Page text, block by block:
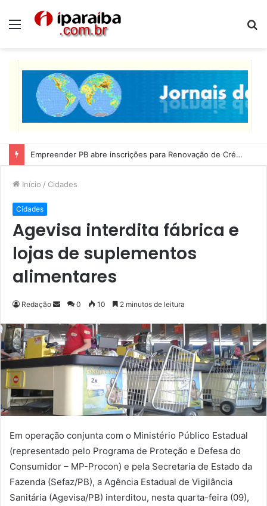
Menu
Lucas Ribeiro inspeciona obras da última etapa do Centro de Convenções
Início / Cidades
Cidades
Agevisa interdita fábrica e
lojas de suplementos
alimentares
Redação
n
d
-
m
a
0 10 2 minutos de leitura
Em operação conjunta com o Ministério Público Estadual
(representado pelo Programa de Proteção e Defesa do
Consumidor – MP-Procon) e pela Secretaria de Estado da
Fazenda (Sefaz/PB), a Agência Estadual de Vigilância
Sanitária (Agevisa/PB) interditou, nesta quarta-feira (09),